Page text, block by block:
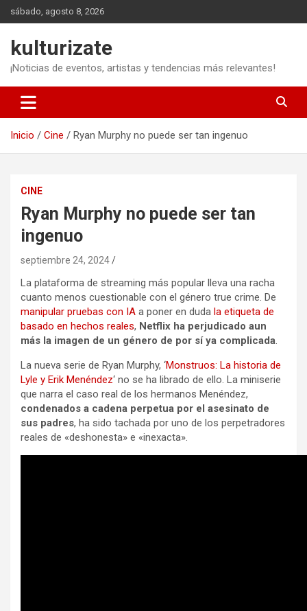
Saltar
al
sábado, agosto 8, 2026
kulturizate
¡Noticias de eventos, artistas y tendencias más relevantes!
Inicio Cine Ryan Murphy no puede ser tan ingenuo
CINE
Ryan Murphy no puede ser tan
ingenuo
septiembre 24, 2024
La plataforma de streaming más popular lleva una racha
cuanto menos cuestionable con el género true crime. De
manipular pruebas con IA a poner en duda la etiqueta de
basado en hechos reales, Netflix ha perjudicado aun
más la imagen de un género de por sí ya complicada.
La nueva serie de Ryan Murphy, ‘Monstruos: La historia de
Lyle y Erik Menéndez‘ no se ha librado de ello. La miniserie
que narra el caso real de los hermanos Menéndez,
condenados a cadena perpetua por el asesinato de
sus padres, ha sido tachada por uno de los perpetradores
reales de «deshonesta» e «inexacta».